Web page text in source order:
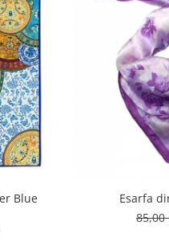
Blue
Esarfa